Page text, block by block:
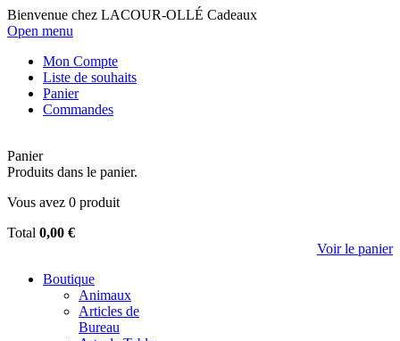
Bienvenue chez LACOUR-OLLÉ Cadeaux
Open menu
Mon Compte
Liste de souhaits
Panier
Commandes
Panier
Produits dans le panier.
Vous avez 0 produit
Total 0,00 €
Voir le panier
Boutique
Animaux
Articles de
Bureau